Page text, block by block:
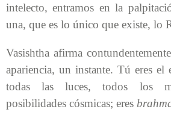
intelecto, entramos en la
una, que es lo único que existe, lo
Vasishtha afirma
apariencia, un instante. Tú eres el
todas las luces, todos los
posibilidades cósmicas; eres